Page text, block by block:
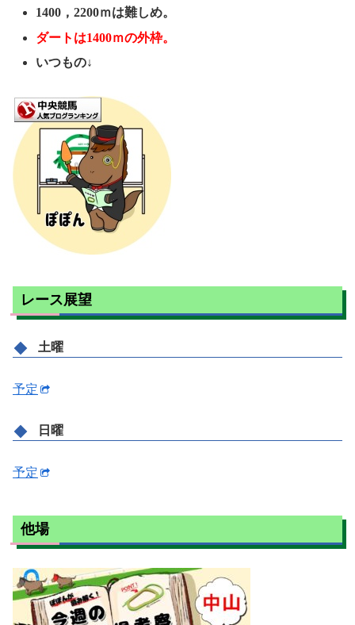
1400，2200ｍは難しめ。
ダートは1400ｍの外枠。
いつもの↓
レース展望
土曜
予定
日曜
予定
他場